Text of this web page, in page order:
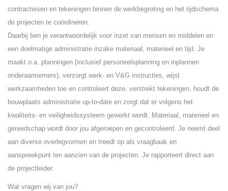
contracteisen en tekeningen binnen de werkbegroting en het tijdschema
de projecten te coördineren.
Daarbij ben je verantwoordelijk voor inzet van mensen en middelen en
een doelmatige administratie inzake materiaal, materieel en tijd. Je
maakt o.a. planningen (inclusief personeelsplanning en inplannen
onderaannemers), verzorgt werk- en V&G instructies, wijst
werkzaamheden toe en controleert deze, verstrekt tekeningen, houdt de
bouwplaats administratie up-to-date en zorgt dat er volgens het
kwaliteits- en veiligheidssysteem gewerkt wordt. Materiaal, materieel en
gereedschap wordt door jou afgeroepen en gecontroleerd. Je neemt deel
aan diverse overlegvormen en treedt op als vraagbaak en
aanspreekpunt ten aanzien van de projecten. Je rapporteert direct aan
de projectleider.
Wat vragen wij van jou?